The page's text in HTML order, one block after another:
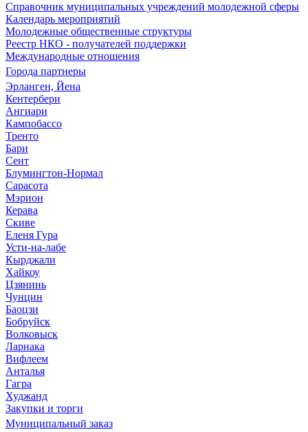
Справочник муниципальных учреждений молодежной сферы
Календарь мероприятий
Молодежные общественные структуры
Реестр НКО - получателей поддержки
Международные отношения
Города партнеры
Эрланген, Йена
Кентербери
Ангиари
Кампобассо
Тренто
Бари
Сент
Блумингтон-Нормал
Сарасота
Мэрион
Керава
Скиве
Еленя Гура
Усти-на-лабе
Кырджали
Хайкоу
Цзянинь
Чунцин
Баоцзи
Бобруйск
Волковыск
Ларнака
Вифлеем
Анталья
Гагра
Худжанд
Закупки и торги
Муниципальный заказ